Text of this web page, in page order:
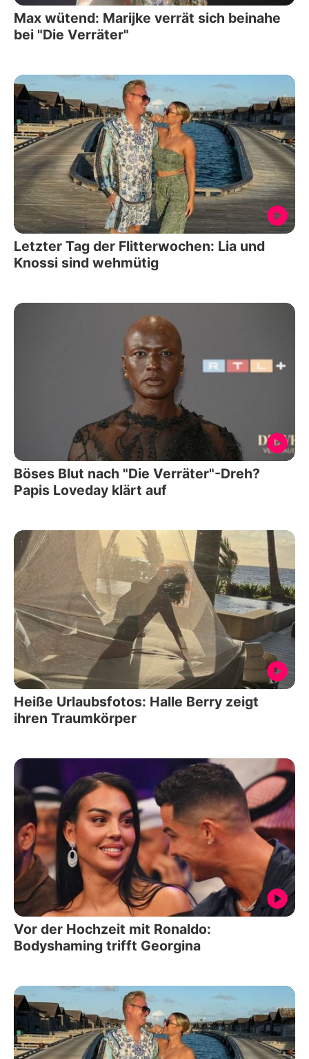
Max wütend: Marijke verrät sich beinahe
bei "Die Verräter"
Letzter Tag der Flitterwochen: Lia und
Knossi sind wehmütig
Böses Blut nach "Die Verräter"-Dreh?
Papis Loveday klärt auf
Heiße Urlaubsfotos: Halle Berry zeigt
ihren Traumkörper
Vor der Hochzeit mit Ronaldo:
Bodyshaming trifft Georgina